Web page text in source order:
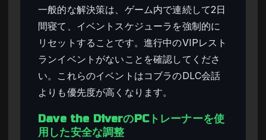
一般的な解決策は、ゲーム内で連続して2日
間寝て、イベントスケジューラを強制的に
リセットすることです。進行中のVIPレスト
ランイベントがないことを確認してくださ
い。これらのイベントはコブラのDLC会話
よりも優先度が高くなります。
Dave the DiverのPCトレーナーを使
用した安全な調整